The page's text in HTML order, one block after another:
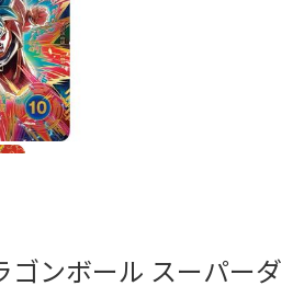
ゴンボール スーパーダ